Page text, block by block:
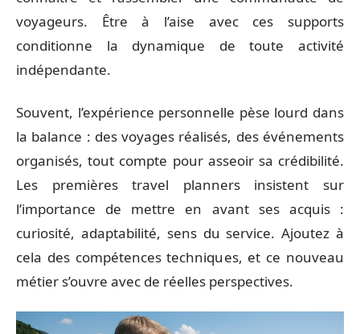
voyageurs. Être à l’aise avec ces supports
conditionne la dynamique de toute activité
indépendante.
Souvent, l’expérience personnelle pèse lourd dans
la balance : des voyages réalisés, des événements
organisés, tout compte pour asseoir sa crédibilité.
Les premières travel planners insistent sur
l’importance de mettre en avant ses acquis :
curiosité, adaptabilité, sens du service. Ajoutez à
cela des compétences techniques, et ce nouveau
métier s’ouvre avec de réelles perspectives.